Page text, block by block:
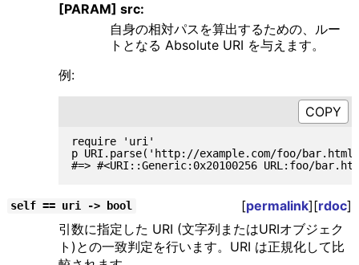
[PARAM] src:
自身の相対パスを算出するための、ルー
トとなる Absolute URI を与えます。
例:
require 'uri'
p URI.parse('http://example.com/foo/
self == uri -> bool [permalink][rdoc]
引数に指定した URI (文字列またはURIオブジェク
ト)との一致判定を行います。URI は正規化して比